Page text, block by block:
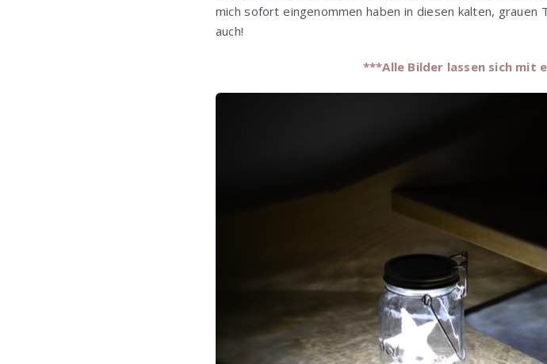
mich sofort eingenommen haben in diesen kalten, grauen
auch!
***Alle Bilder lassen sich mit